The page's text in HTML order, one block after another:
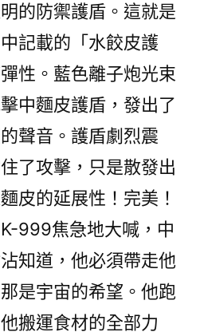
的防禦護盾。這就是
記載的「水餃皮護
性。藍色離子炮光束
中麵皮護盾，發出了
聲音。護盾劇烈震
了攻擊，只是散發出
皮的延展性！完美！
999焦急地大喊，中
知道，他必須帶走他
是宇宙的希望。他跑
搬運食材的全部力